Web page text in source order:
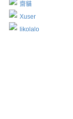
齋貓
Xuser
likolalo